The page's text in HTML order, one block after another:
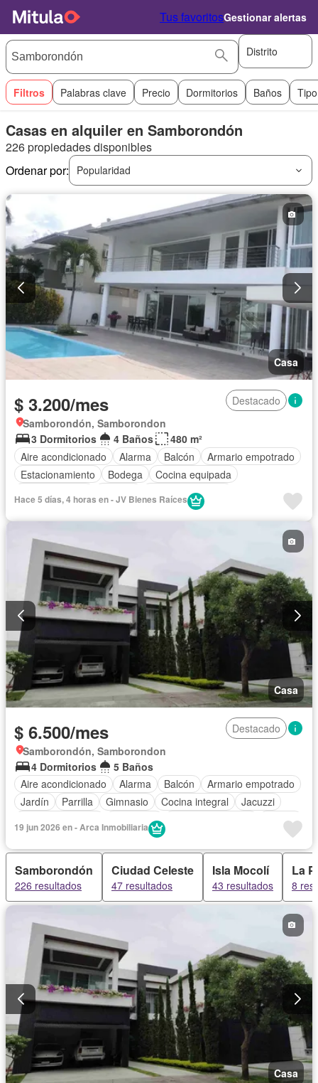
Tus favoritosGestionar alertas
Distrito
Filtros Palabras clave Precio Dormitorios Baños
Casas en alquiler en Samborondón
226 propiedades disponibles
Ordenar por:
Popularidad
Casa
$ 3.200/mes
Destacado
Samborondón, Samborondon
3 Dormitorios
4 Baños
480 m²
Aire acondicionado
Alarma Balcón
Armario empotrado
Estacionamiento
Bodega
Cocina equipada
Vista panorámica
Conserje
Parrilla
Garita de guardianía
Cancha de tenis
Wifi
Hace 5 días, 4 horas en - JV Bienes Raíces
Casa
$ 6.500/mes
Destacado
Samborondón, Samborondon
4 Dormitorios
5 Baños
Aire acondicionado
Alarma Balcón
Armario empotrado
Jardín
Parrilla Gimnasio Cocina integral
Jacuzzi
Seguridad
Piscina
Cancha de tenis
19 jun 2026 en - Arca Inmobiliaria
Samborondón
226 resultados
Ciudad Celeste
47 resultados
Isla Mocolí
43 resultados
La
8
Casa